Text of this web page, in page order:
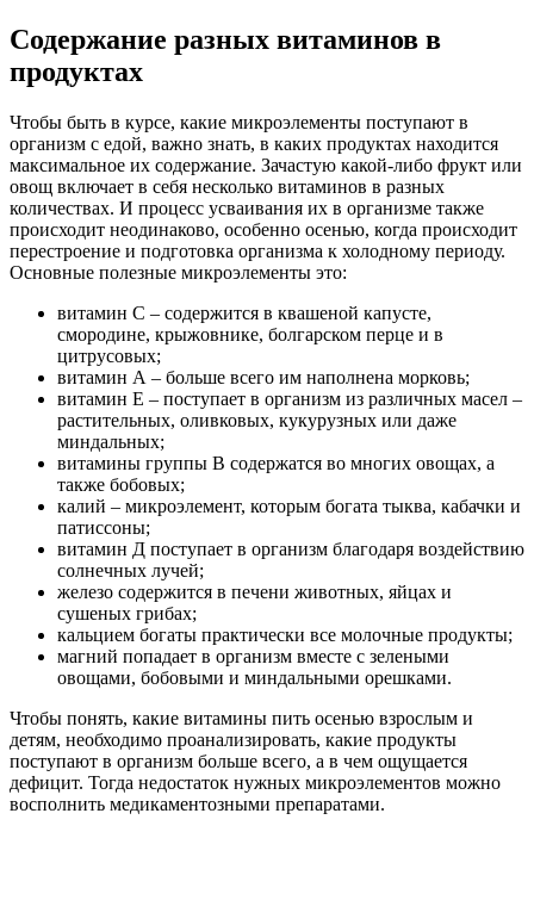
Содержание разных витаминов в
продуктах
Чтобы быть в курсе, какие микроэлементы поступают в
организм с едой, важно знать, в каких продуктах находится
максимальное их содержание. Зачастую какой-либо фрукт или
овощ включает в себя несколько витаминов в разных
количествах. И процесс усваивания их в организме также
происходит неодинаково, особенно осенью, когда происходит
перестроение и подготовка организма к холодному периоду.
Основные полезные микроэлементы это:
витамин С – содержится в квашеной капусте,
смородине, крыжовнике, болгарском перце и в
цитрусовых;
витамин А – больше всего им наполнена морковь;
витамин Е – поступает в организм из различных масел –
растительных, оливковых, кукурузных или даже
миндальных;
витамины группы В содержатся во многих овощах, а
также бобовых;
калий – микроэлемент, которым богата тыква, кабачки и
патиссоны;
витамин Д поступает в организм благодаря воздействию
солнечных лучей;
железо содержится в печени животных, яйцах и
сушеных грибах;
кальцием богаты практически все молочные продукты;
магний попадает в организм вместе с зелеными
овощами, бобовыми и миндальными орешками.
Чтобы понять, какие витамины пить осенью взрослым и
детям, необходимо проанализировать, какие продукты
поступают в организм больше всего, а в чем ощущается
дефицит. Тогда недостаток нужных микроэлементов можно
восполнить медикаментозными препаратами.